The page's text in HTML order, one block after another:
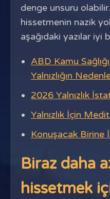
denge unsuru
hissetmenin nazik
aşağıdaki yazılar iyi
ABD Kamu
Yalnızlığın
2026 Yalnızlık
Yalnızlık İçin
Konuşacak Birine
Biraz daha
hissetmek